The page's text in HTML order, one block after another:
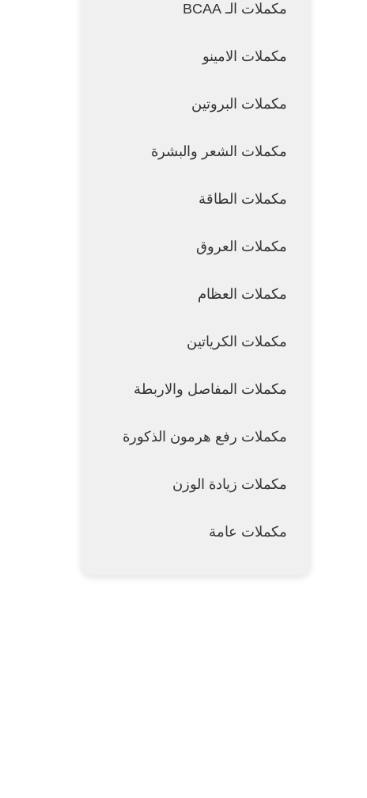
مكملات الـ BCAA
مكملات الامينو
مكملات البروتين
مكملات الشعر والبشرة
مكملات الطاقة
مكملات العروق
مكملات العظام
مكملات الكرياتين
مكملات المفاصل والاربطة
مكملات رفع هرمون الذكورة
مكملات زيادة الوزن
مكملات عامة